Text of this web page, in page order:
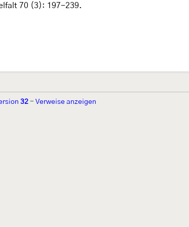
70 (3): 197-239.
32 - Verweise anzeigen